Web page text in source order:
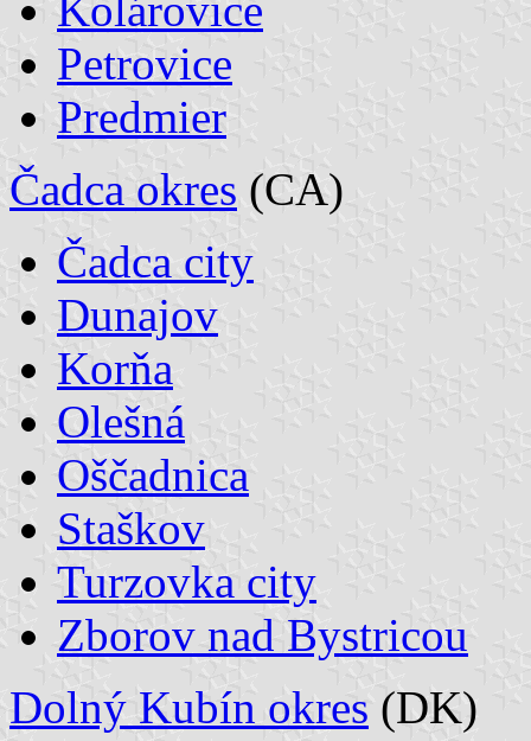
Petrovice
Predmier
Čadca okres (CA)
Čadca city
Dunajov
Korňa
Olešná
Oščadnica
Staškov
Turzovka city
Zborov nad Bystricou
Dolný Kubín okres (DK)